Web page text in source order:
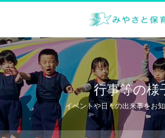
行事等の様
イベントや日々の出来事をお